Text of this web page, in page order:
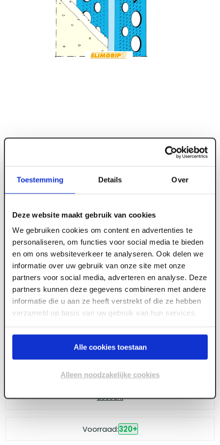
Toestemming Details Over
Deze website maakt gebruik van cookies
We gebruiken cookies om content en advertenties te
personaliseren, om functies voor social media te bieden
en om ons websiteverkeer te analyseren. Ook delen we
informatie over uw gebruik van onze site met onze
partners voor social media, adverteren en analyse. Deze
partners kunnen deze gegevens combineren met andere
informatie die u aan ze heeft verstrekt of die ze hebben
verzameld op basis van uw gebruik van hun services.
Alle cookies toestaan
Alleen noodzakelijke cookies
ART003381
Hoekbeschermer 1-3 mm SG 1030 binnen
lengte 2600 mm
Meld je aan of maak een account aan om toegang
te krijgen tot de prijzen.
Log in voor prijzen
account
Voorraad:320+